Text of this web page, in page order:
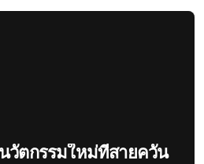
วัตกรรมใหม่ที่สายควัน